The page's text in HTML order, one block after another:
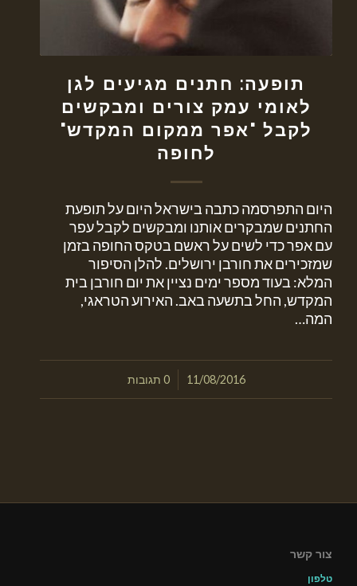
תופעה: חתנים מגיעים לגן
לאומי עמק צורים ומבקשים
לקבל "אפר ממקום המקדש"
לחופה
היום התפרסמה כתבה בישראל היום על תופעת
החתנים שמבקרים אותנו ומבקשים לקבל עפר
עם אפר כדי לשים על ראשם בטקס החופה בזמן
שמזכירים את חורבן ירושלים. להלן הסיפור
המלא: בעוד מספר ימים נציין את יום חורבן בית
המקדש, החל בתשעה באב. האירוע הטראגי,
המה…
11/08/2016
/ 0 תגובות
צור קשר
טלפון